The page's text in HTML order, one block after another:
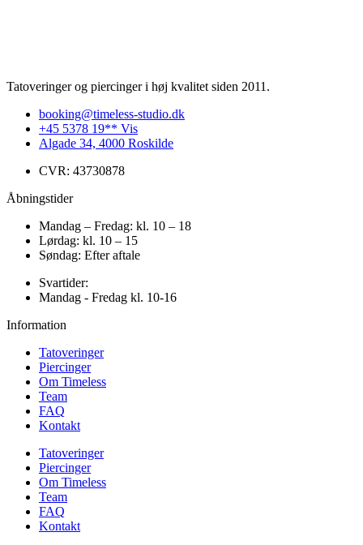
Tatoveringer og piercinger i høj kvalitet siden 2011.
booking@timeless-studio.dk
+45 5378 19** Vis
Algade 34, 4000 Roskilde
CVR: 43730878
Åbningstider
Mandag – Fredag: kl. 10 – 18
Lørdag: kl. 10 – 15
Søndag: Efter aftale
Svartider:
Mandag - Fredag kl. 10-16
Information
Tatoveringer
Piercinger
Om Timeless
Team
FAQ
Kontakt
Tatoveringer
Piercinger
Om Timeless
Team
FAQ
Kontakt